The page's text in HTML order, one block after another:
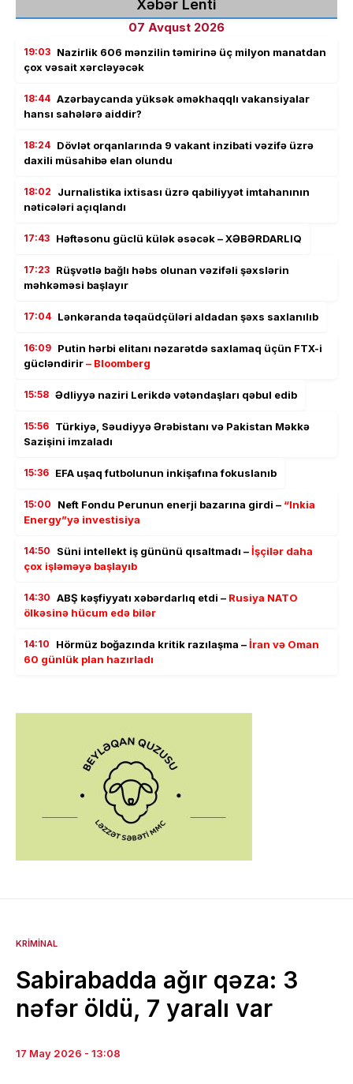
Xəbər Lenti
07 Avqust 2026
19:03 Nazirlik 606 mənzilin təmirinə üç milyon manatdan
çox vəsait xərcləyəcək
18:44 Azərbaycanda yüksək əməkhaqqlı vakansiyalar
hansı sahələrə aiddir?
18:24 Dövlət orqanlarında 9 vakant inzibati vəzifə üzrə
daxili müsahibə elan olundu
18:02
Jurnalistika ixtisası üzrə qabiliyyət imtahanının
nəticələri açıqlandı
17:43 Həftəsonu güclü külək əsəcək – XƏBƏRDARLIQ
17:23 Rüşvətlə bağlı həbs olunan vəzifəli şəxslərin
məhkəməsi başlayır
17:04 Lənkəranda təqaüdçüləri aldadan şəxs saxlanılıb
16:09 Putin hərbi elitanı nəzarətdə saxlamaq üçün FTX-i
gücləndirir– Bloomberg
15:58 Ədliyyə naziri Lerikdə vətəndaşları qəbul edib
15:56 Türkiyə, Səudiyyə Ərəbistanı və Pakistan Məkkə
Sazişini imzaladı
15:36 EFA uşaq futbolunun inkişafına fokuslanıb
15:00 Neft Fondu Perunun enerji bazarına girdi – “Inkia
Energy”yə investisiya
14:50 Süni intellekt iş gününü qısaltmadı –İşçilər daha
çox işləməyə başlayıb
14:30 ABŞ kəşfiyyatı xəbərdarlıq etdi – Rusiya NATO
ölkəsinə hücum edə bilər
14:10 Hörmüz boğazında kritik razılaşma –İran və Oman
60 günlük plan hazırladı
KRIMINAL
Sabirabadda ağır qəza: 3
nəfər öldü, 7 yaralı var
17 May 2026 - 13:08